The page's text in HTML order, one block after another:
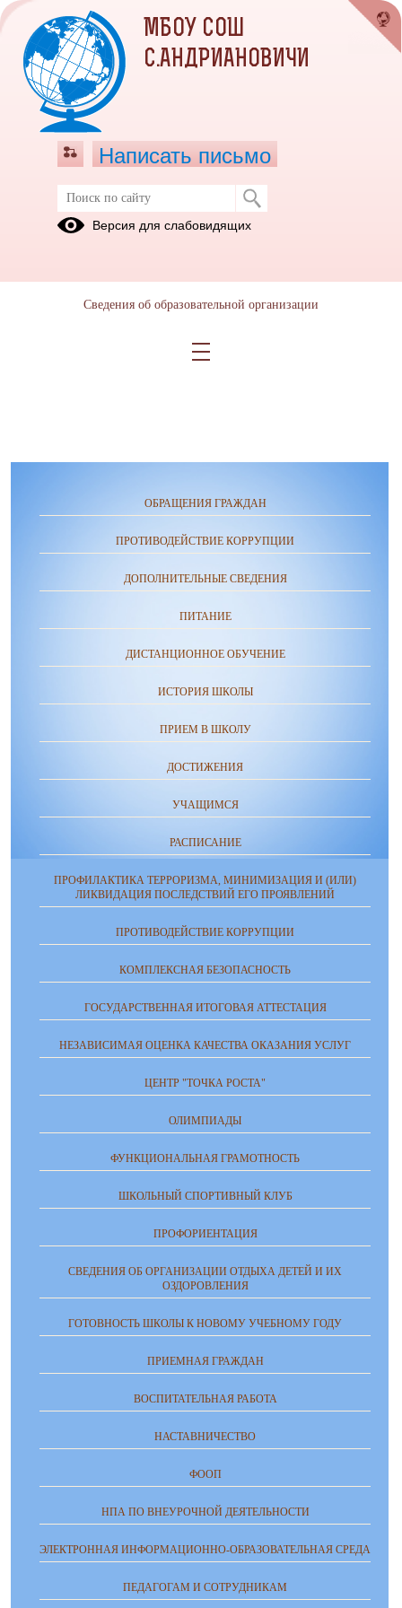
Электронная информационно-
образовательная среда
информационно-
ОБРАЩЕНИЯ ГРАЖДАН
ПРОТИВОДЕЙСТВИЕ КОРРУПЦИИ
ДОПОЛНИТЕЛЬНЫЕ СВЕДЕНИЯ
ПИТАНИЕ
ДИСТАНЦИОННОЕ ОБУЧЕНИЕ
ИСТОРИЯ ШКОЛЫ
ПРИЕМ В ШКОЛУ
ДОСТИЖЕНИЯ
УЧАЩИМСЯ
РАСПИСАНИЕ
ПРОФИЛАКТИКА ТЕРРОРИЗМА, МИНИМИЗАЦИЯ И (ИЛИ)
ЛИКВИДАЦИЯ ПОСЛЕДСТВИЙ ЕГО ПРОЯВЛЕНИЙ
ПРОТИВОДЕЙСТВИЕ КОРРУПЦИИ
КОМПЛЕКСНАЯ БЕЗОПАСНОСТЬ
ГОСУДАРСТВЕННАЯ ИТОГОВАЯ АТТЕСТАЦИЯ
НЕЗАВИСИМАЯ ОЦЕНКА КАЧЕСТВА ОКАЗАНИЯ УСЛУГ
ЦЕНТР "ТОЧКА РОСТА"
ОЛИМПИАДЫ
ФУНКЦИОНАЛЬНАЯ ГРАМОТНОСТЬ
ШКОЛЬНЫЙ СПОРТИВНЫЙ КЛУБ
ПРОФОРИЕНТАЦИЯ
СВЕДЕНИЯ ОБ ОРГАНИЗАЦИИ ОТДЫХА ДЕТЕЙ И ИХ
ОЗДОРОВЛЕНИЯ
ГОТОВНОСТЬ ШКОЛЫ К НОВОМУ УЧЕБНОМУ ГОДУ
ПРИЕМНАЯ ГРАЖДАН
ВОСПИТАТЕЛЬНАЯ РАБОТА
НАСТАВНИЧЕСТВО
ФООП
НПА ПО ВНЕУРОЧНОЙ ДЕЯТЕЛЬНОСТИ
ЭЛЕКТРОННАЯ ИНФОРМАЦИОННО-ОБРАЗОВАТЕЛЬНАЯ СРЕДА
ПЕДАГОГАМ И СОТРУДНИКАМ
МБОУ СОШ
С.АНДРИАНОВИЧИ
Написать письмо
Версия для слабовидящих
Сведения об образовательной организации